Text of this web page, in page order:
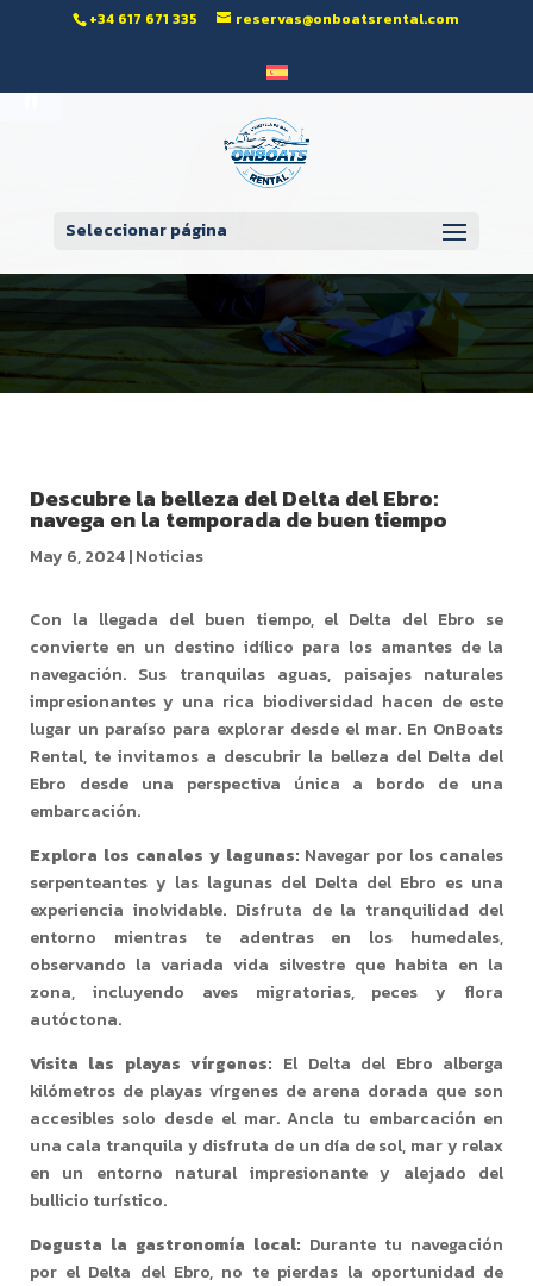
‭+34 617 671 335‬ reservas@onboatsrental.com
Seleccionar página
Descubre la belleza del Delta del Ebro:
navega en la temporada de buen tiempo
May 6, 2024|Noticias
Con la llegada del buen tiempo, el Delta del Ebro se
convierte en un destino idílico para los amantes de la
navegación. Sus tranquilas aguas, paisajes naturales
impresionantes y una rica biodiversidad hacen de este
lugar un paraíso para explorar desde el mar. En OnBoats
Rental, te invitamos a descubrir la belleza del Delta del
Ebro desde una perspectiva única a bordo de una
embarcación.
Explora los canales y lagunas: Navegar por los canales
serpenteantes y las lagunas del Delta del Ebro es una
experiencia inolvidable. Disfruta de la tranquilidad del
entorno mientras te adentras en los humedales,
observando la variada vida silvestre que habita en la
zona, incluyendo aves migratorias, peces y flora
autóctona.
Visita las playas vírgenes: El Delta del Ebro alberga
kilómetros de playas vírgenes de arena dorada que son
accesibles solo desde el mar. Ancla tu embarcación en
una cala tranquila y disfruta de un día de sol, mar y relax
en un entorno natural impresionante y alejado del
bullicio turístico.
Degusta la gastronomía local: Durante tu navegación
por el Delta del Ebro, no te pierdas la oportunidad de